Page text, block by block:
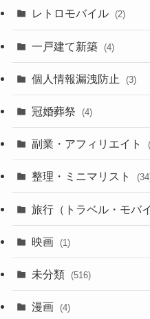
(18)
(19)
(6)
(9)
(3)
(3)
(6)
(20)
レトロモバイル (2)
一戸建て新築 (4)
個人情報漏洩防止 (3)
冠婚葬祭 (4)
副業・アフィリエイト
整理・ミニマリスト
旅行（トラベル・モバ
映画 (1)
未分類 (516)
漫画 (4)